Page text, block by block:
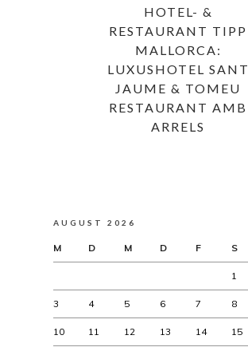
HOTEL- &
RESTAURANT TIPP
MALLORCA:
LUXUSHOTEL SANT
JAUME & TOMEU
RESTAURANT AMB
ARRELS
AUGUST 2026
M D M D F S
1
3 4 5 6 7 8
10 11 12 13 14 15